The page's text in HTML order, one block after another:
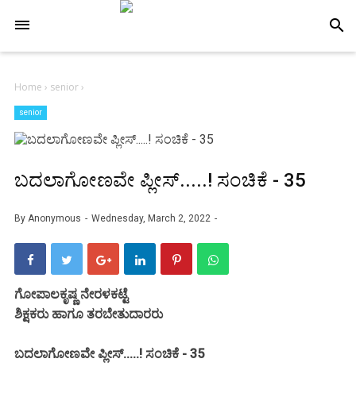
search
Home › senior›
senior
ಬದಲಾಗೋಣವೇ ಪ್ಲೀಸ್.....! ಸಂಚಿಕೆ - 35
By Anonymous Wednesday, March 2, 2022
ಗೋಪಾಲಕೃಷ್ಣ ನೇರಳಕಟ್ಟೆ
ಶಿಕ್ಷಕರು ಹಾಗೂ ತರಬೇತುದಾರರು
ಬದಲಾಗೋಣವೇ ಪ್ಲೀಸ್.....! ಸಂಚಿಕೆ - 35